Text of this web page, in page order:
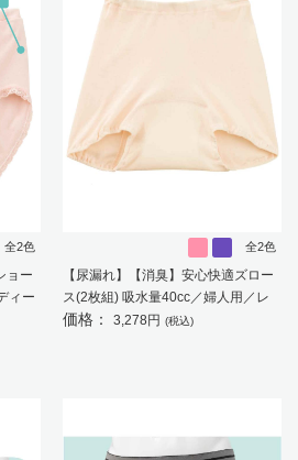
全2色
ョー
ィー
全2色
【尿漏れ】【消臭】安心快適ズロー
ス(2枚組) 吸水量40cc／婦人用／レ
ディース／高齢者／シニア／中失禁
価格： 3,278円 (税込)